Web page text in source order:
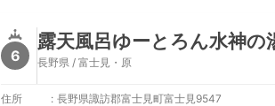
6
露天風呂ゆーとろん水神の
長野県 / 富士見・原
住所 : 長野県諏訪郡富士見町富士見9547